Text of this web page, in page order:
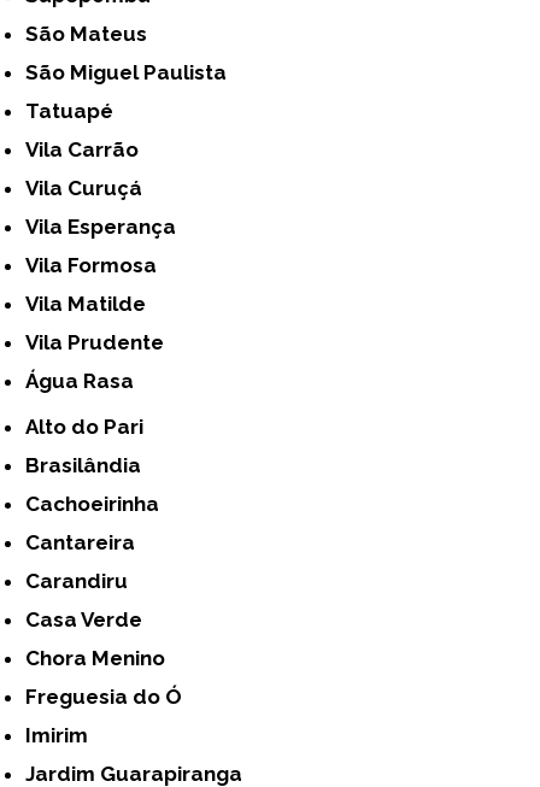
São Mateus
São Miguel Paulista
Tatuapé
Vila Carrão
Vila Curuçá
Vila Esperança
Vila Formosa
Vila Matilde
Vila Prudente
Água Rasa
Alto do Pari
Brasilândia
Cachoeirinha
Cantareira
Carandiru
Casa Verde
Chora Menino
Freguesia do Ó
Imirim
Jardim Guarapiranga